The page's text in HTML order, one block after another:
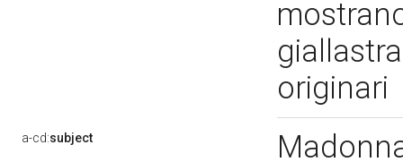
originari
a-cd:subject